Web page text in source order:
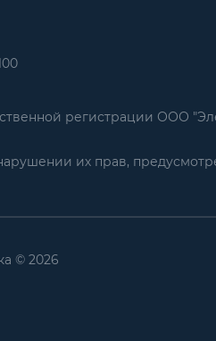
регистрации ООО
их прав,
© 2026